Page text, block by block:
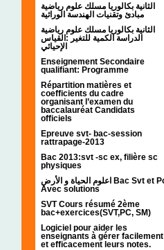
الثانية بكالوريا مسلك علوم رياضية
مبادئ وتقنيات الهندسة الوراثية
الثانية بكالوريا مسلك علوم رياضية
الدراسة الكمية للتغير :القياس
الإحيائي
Enseignement Secondaire
qualifiant: Programme
Répartition matières et
coefficients du cadre
organisant l’examen du
baccalauréat Candidats
officiels
Epreuve svt- bac-session
rattrapage-2013
Bac 2013:svt -sc ex, filière sc
physiques
اعلوم الحياة و الأرض Bac Svt et Pc
Avec solutions
SVT Cours résumé 2ème
bac+exercices(SVT,PC, SM)
Logiciel pour aider les
enseignants à gérer facilement
et efficacement leurs notes.